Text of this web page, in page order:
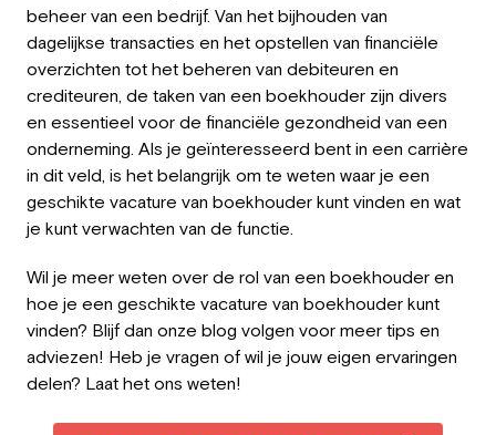
beheer van een bedrijf. Van het bijhouden van
dagelijkse transacties en het opstellen van financiële
overzichten tot het beheren van debiteuren en
crediteuren, de taken van een boekhouder zijn divers
en essentieel voor de financiële gezondheid van een
onderneming. Als je geïnteresseerd bent in een carrière
in dit veld, is het belangrijk om te weten waar je een
geschikte vacature van boekhouder kunt vinden en wat
je kunt verwachten van de functie.
Wil je meer weten over de rol van een boekhouder en
hoe je een geschikte vacature van boekhouder kunt
vinden? Blijf dan onze blog volgen voor meer tips en
adviezen! Heb je vragen of wil je jouw eigen ervaringen
delen? Laat het ons weten!